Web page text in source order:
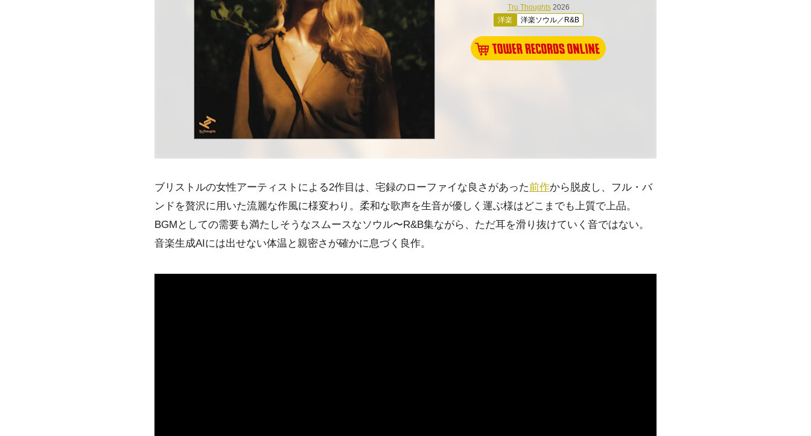
Tru Thoughts2026
洋楽
洋楽ソウル／R&B
ブリストルの女性アーティストによる2作目は、宅録のローファイな良さがあった前作から脱皮し、フル・バ
ンドを贅沢に用いた流麗な作風に様変わり。柔和な歌声を生音が優しく運ぶ様はどこまでも上質で上品。
BGMとしての需要も満たしそうなスムースなソウル〜R&B集ながら、ただ耳を滑り抜けていく音ではない。
音楽生成AIには出せない体温と親密さが確かに息づく良作。